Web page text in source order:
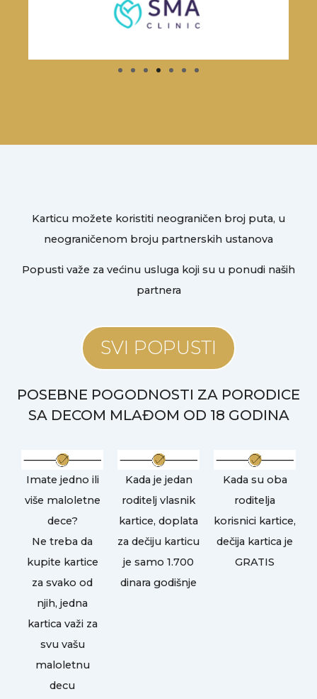
Karticu možete koristiti neograničen broj puta, u
neograničenom broju partnerskih ustanova
Popusti važe za većinu usluga koji su u ponudi naših
partnera
SVI POPUSTI
POSEBNE POGODNOSTI ZA PORODICE
SA DECOM MLAĐOM OD 18 GODINA
Imate jedno ili
više maloletne
dece?
Ne treba da
kupite kartice
za svako od
njih, jedna
kartica važi za
svu vašu
maloletnu
decu
Kada je jedan
roditelj vlasnik
kartice, doplata
za dečiju karticu
je samo 1.700
dinara godišnje
Kada su oba
roditelja
korisnici kartice,
dečija kartica je
GRATIS